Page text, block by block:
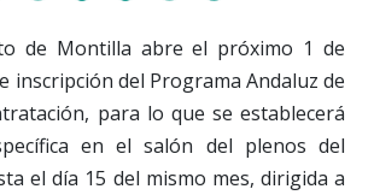
de Montilla abre el próximo 1 de
inscripción del Programa Andaluz de
para lo que se establecerá
en el salón del plenos del
el día 15 del mismo mes, dirigida a